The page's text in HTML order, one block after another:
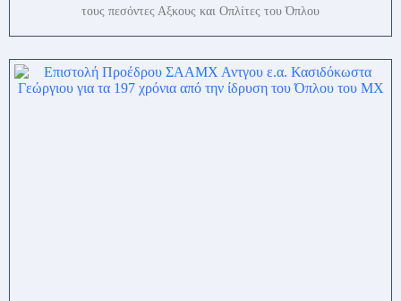
τους πεσόντες Αξκους και Οπλίτες του Όπλου